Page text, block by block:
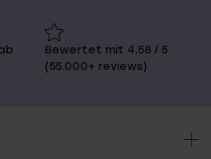
Bewertet mit 4,58 / 5
(55.000+ reviews)